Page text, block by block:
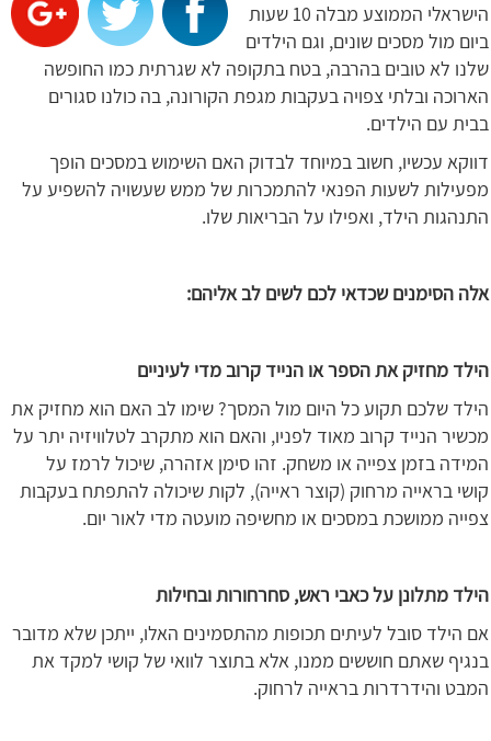
הישראלי הממוצע מבלה 10 שעות
ביום מול מסכים שונים, וגם הילדים
שלנו לא טובים בהרבה, בטח בתקופה לא שגרתית כמו החופשה
הארוכה ובלתי צפויה בעקבות מגפת הקורונה, בה כולנו סגורים
בבית עם הילדים.
דווקא עכשיו, חשוב במיוחד לבדוק האם השימוש במסכים הופך
מפעילות לשעות הפנאי להתמכרות של ממש שעשויה להשפיע על
התנהגות הילד, ואפילו על הבריאות שלו.
אלה הסימנים שכדאי לכם לשים לב אליהם:
הילד מחזיק את הספר או הנייד קרוב מדי לעיניים
הילד שלכם תקוע כל היום מול המסך? שימו לב האם הוא מחזיק את
מכשיר הנייד קרוב מאוד לפניו, והאם הוא מתקרב לטלוויזיה יתר על
המידה בזמן צפייה או משחק. זהו סימן אזהרה, שיכול לרמז על
קושי בראייה מרחוק (קוצר ראייה), לקות שיכולה להתפתח בעקבות
צפייה ממושכת במסכים או מחשיפה מועטה מדי לאור יום.
הילד מתלונן על כאבי ראש, סחרחורות ובחילות
אם הילד סובל לעיתים תכופות מהתסמינים האלו, ייתכן שלא מדובר
בנגיף שאתם חוששים ממנו, אלא בתוצר לוואי של קושי למקד את
המבט והידרדרות בראייה לרחוק.